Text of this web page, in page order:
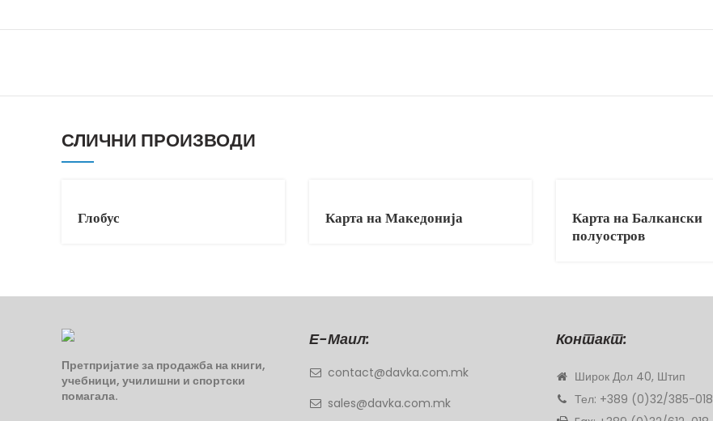
СЛИЧНИ ПРОИЗВОДИ
Глобус Карта на Македонија
Карта на Балкански
полуостров
Претпријатие за продажба на книги,
учебници, училишни и спортски
помагала.
Е-Маил:
contact@davka.com.mk
sales@davka.com.mk
Контакт:
Широк Дол 40, Штип
Тел: +389 (0)32/385-018